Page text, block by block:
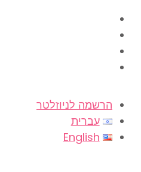
הרשמה לניוזלטר
עברית
English